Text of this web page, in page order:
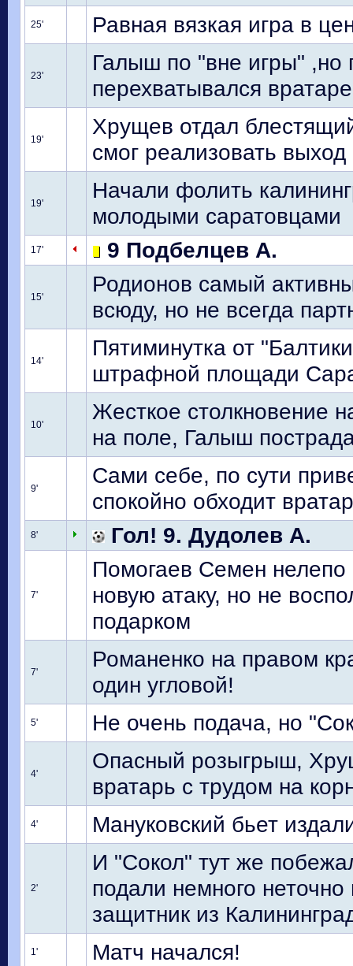
25' Равная вязкая игра в
23'
Галыш по "вне игры" ,но
перехватывался
19'
Хрущев отдал
смог реализовать
19'
Начали фолить
молодыми саратовцами
17' 9 Подбелцев А.
15'
Родионов самый
всюду, но не всегда
14'
Пятиминутка от
штрафной площади
10'
Жесткое столкновение
на поле, Галыш
9'
Сами себе, по сути
спокойно обходит
8' Гол! 9. Дудолев А.
7'
Помогаев Семен нелепо
новую атаку, но не
подарком
7'
Романенко на правом
один угловой!
5' Не очень подача, но
4'
Опасный розыгрыш,
вратарь с трудом на
4' Мануковский бьет
2'
И "Сокол" тут же
подали немного
защитник из
1'
Матч начался!